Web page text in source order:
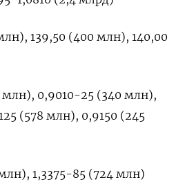
139,50 (400 млн), 140,00
млн), 0,9010-25 (340 млн),
(578 млн), 0,9150 (245
1,3375-85 (724 млн)